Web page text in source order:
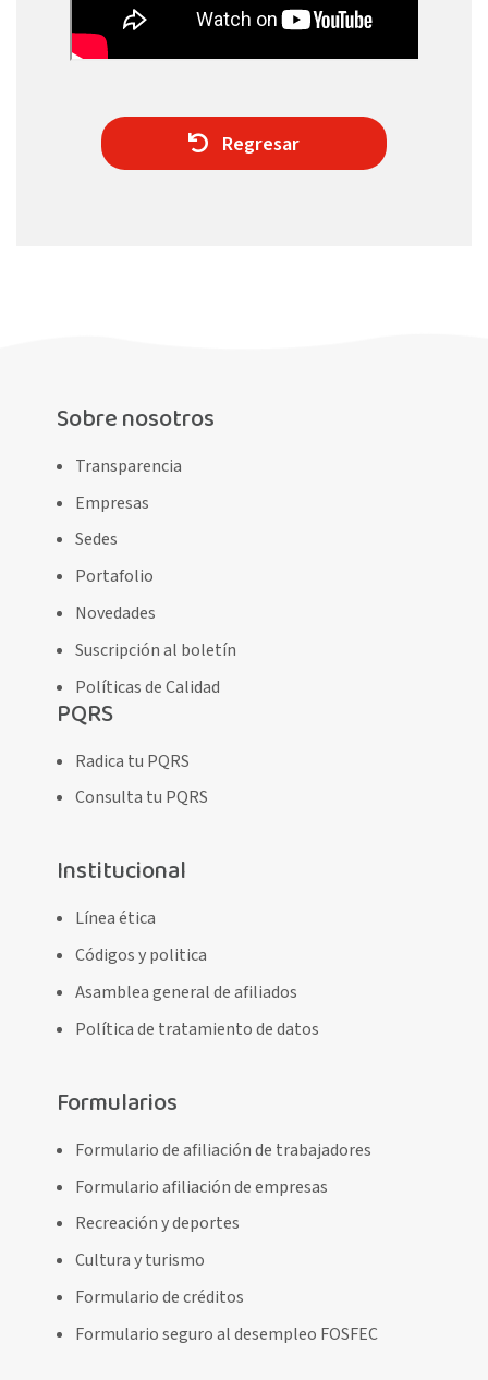
Regresar
Sobre nosotros
Transparencia
Empresas
Sedes
Portafolio
Novedades
Suscripción al boletín
Políticas de Calidad
PQRS
Radica tu PQRS
Consulta tu PQRS
Institucional
Línea ética
Códigos y politica
Asamblea general de afiliados
Política de tratamiento de datos
Formularios
Formulario de afiliación de trabajadores
Formulario afiliación de empresas
Recreación y deportes
Cultura y turismo
Formulario de créditos
Formulario seguro al desempleo FOSFEC